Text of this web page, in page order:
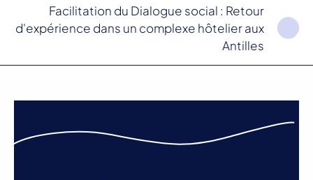
Facilitation du Dialogue social : Retour
d'expérience dans un complexe hôtelier aux
Antilles